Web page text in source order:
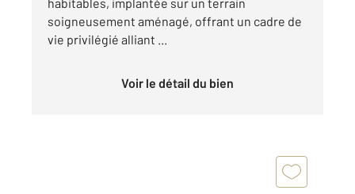
soigneusement aménagé, offrant un cadre de
vie privilégié alliant ...
Voir le détail du bien